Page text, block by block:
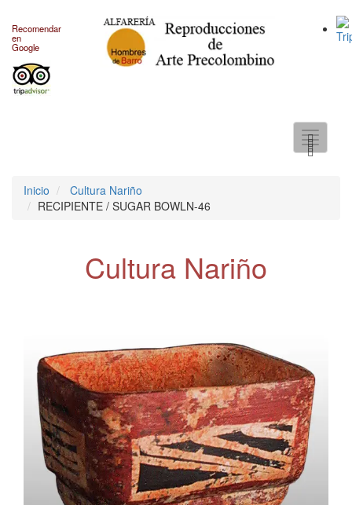
Recomendar
en
Google
Toggle
Inicio
Cultura Nariño
RECIPIENTE / SUGAR BOWLN-46
Cultura Nariño